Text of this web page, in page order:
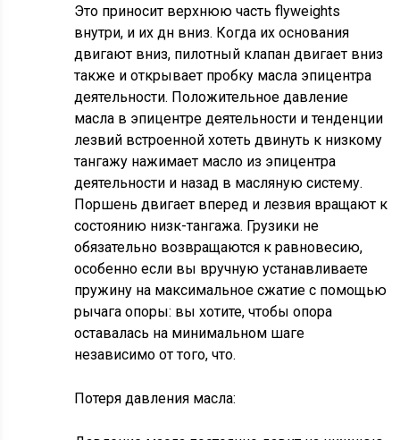
Это приносит верхнюю часть flyweights
внутри, и их дн вниз. Когда их основания
двигают вниз, пилотный клапан двигает вниз
также и открывает пробку масла эпицентра
деятельности. Положительное давление
масла в эпицентре деятельности и тенденции
лезвий встроенной хотеть двинуть к низкому
тангажу нажимает масло из эпицентра
деятельности и назад в масляную систему.
Поршень двигает вперед и лезвия вращают к
состоянию низк-тангажа. Грузики не
обязательно возвращаются к равновесию,
особенно если вы вручную устанавливаете
пружину на максимальное сжатие с помощью
рычага опоры: вы хотите, чтобы опора
оставалась на минимальном шаге
независимо от того, что.
Потеря давления масла: